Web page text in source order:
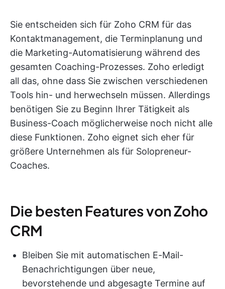
Sie entscheiden sich für Zoho CRM für das
Kontaktmanagement, die Terminplanung und
die Marketing-Automatisierung während des
gesamten Coaching-Prozesses. Zoho erledigt
all das, ohne dass Sie zwischen verschiedenen
Tools hin- und herwechseln müssen. Allerdings
benötigen Sie zu Beginn Ihrer Tätigkeit als
Business-Coach möglicherweise noch nicht alle
diese Funktionen. Zoho eignet sich eher für
größere Unternehmen als für Solopreneur-
Coaches.
Die besten Features von Zoho
CRM
Bleiben Sie mit automatischen E-Mail-
Benachrichtigungen über neue,
bevorstehende und abgesagte Termine auf